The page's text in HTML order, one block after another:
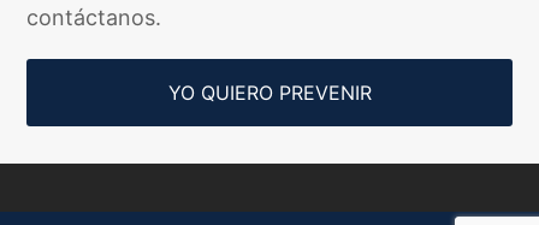
contáctanos.
YO QUIERO PREVENIR